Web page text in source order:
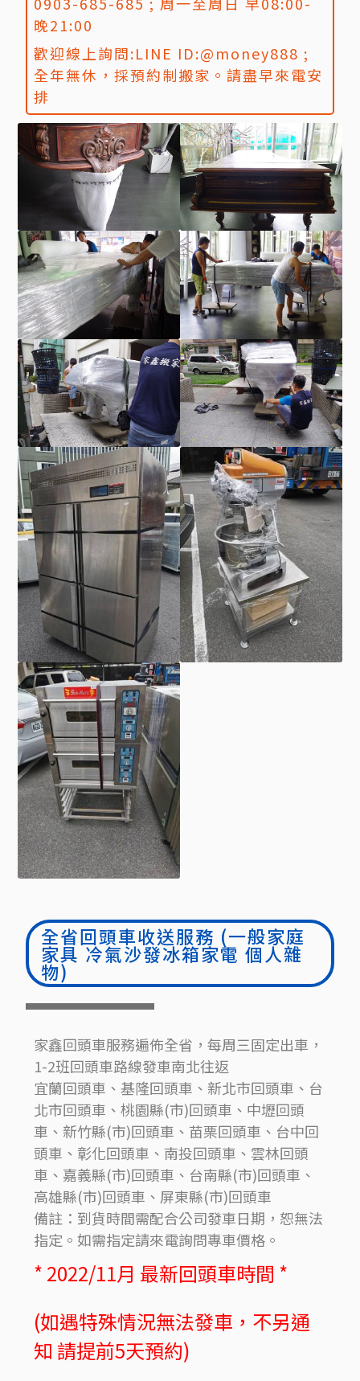
晚21:00
歡迎線上詢問:LINE ID:@money888 ;
全年無休，採預約制搬家。請盡早來電安
排
全省回頭車收送服務 (一般家庭
家具 冷氣沙發冰箱家電 個人雜
物)
家鑫回頭車服務遍佈全省，每周三固定出車，
1-2班回頭車路線發車南北往返
宜蘭回頭車、基隆回頭車、新北市回頭車、台
北市回頭車、桃園縣(市)回頭車、中壢回頭
車、新竹縣(市)回頭車、苗栗回頭車、台中回
頭車、彰化回頭車、南投回頭車、雲林回頭
車、嘉義縣(市)回頭車、台南縣(市)回頭車、
高雄縣(市)回頭車、屏東縣(市)回頭車
備註：到貨時間需配合公司發車日期，恕無法
指定。如需指定請來電詢問專車價格。
* 2022/11月 最新回頭車時間 *
(如遇特殊情況無法發車，不另通
知 請提前5天預約)